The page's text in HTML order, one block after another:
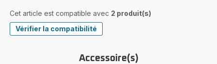
Cet article est compatible avec 2 produit(s)
Vérifier la compatibilité
Accessoire(s)